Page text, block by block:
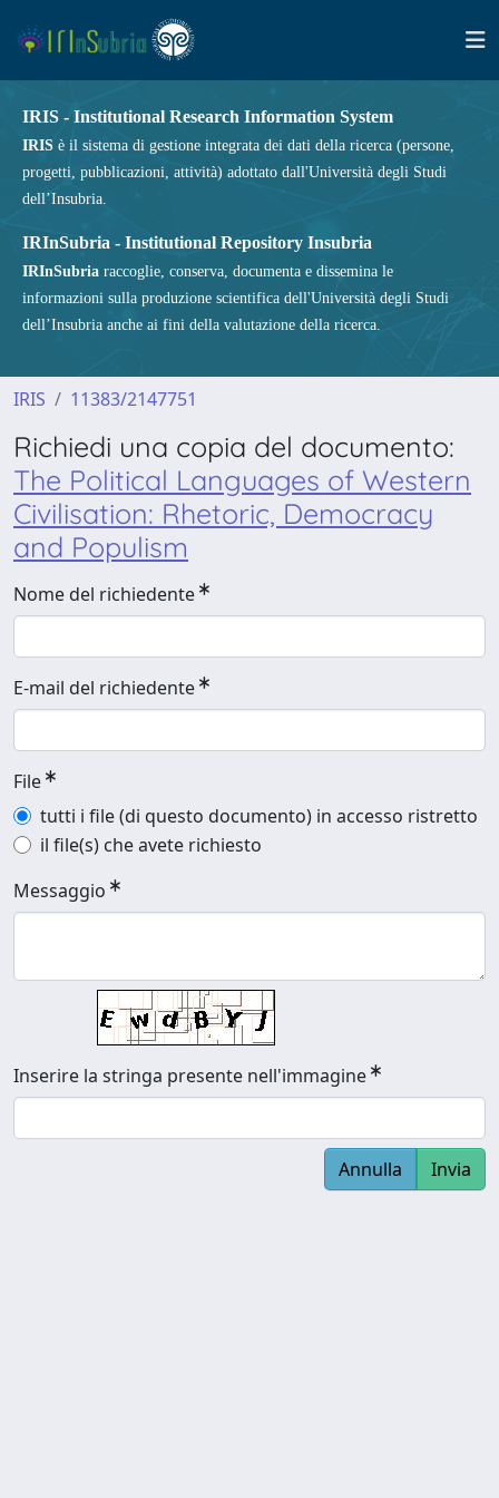
IRIS - Institutional Research Information System
IRIS è il sistema di gestione integrata dei dati della ricerca (persone,
progetti, pubblicazioni, attività) adottato dall'Università degli Studi
dell’Insubria.
IRInSubria - Institutional Repository Insubria
IRInSubria raccoglie, conserva, documenta e dissemina le
informazioni sulla produzione scientifica dell'Università degli Studi
dell’Insubria anche ai fini della valutazione della ricerca.
IRIS 11383/2147751
Richiedi una copia del documento:
The Political Languages of Western
Civilisation: Rhetoric, Democracy
and Populism
Nome del richiedente
E-mail del richiedente
File
tutti i file (di questo documento) in accesso ristretto
il file(s) che avete richiesto
Messaggio
Inserire la stringa presente nell'immagine
Annulla Invia